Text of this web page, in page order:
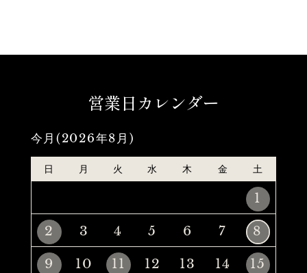
営業日カレンダー
今月(2026年8月)
日 月 火 水 木 金 土
1
2
3 4 5 6 7
8
9
10 11 12 13 14
15